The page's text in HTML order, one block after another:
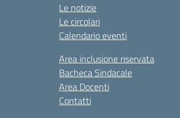
Le notizie
Le circolari
Calendario eventi
Area inclusione riservata
Bacheca Sindacale
Area Docenti
Contatti